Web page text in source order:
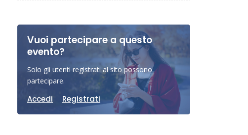
Vuoi partecipare a questo
evento?
Solo gli utenti registrati al sito possono
partecipare.
Accedi Registrati